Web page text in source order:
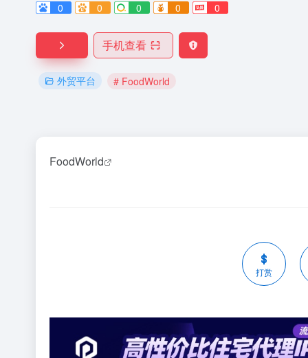
0
0 0 0 0
手机查看
外贸平台 # FoodWorld
FoodWorld
打赏